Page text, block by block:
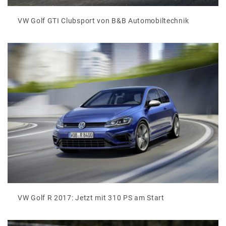
VW Golf GTI Clubsport von B&B Automobiltechnik
VW Golf R 2017: Jetzt mit 310 PS am Start